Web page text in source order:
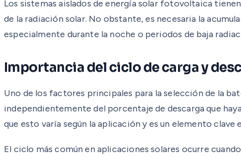
Los sistemas aislados de energía solar fotovoltaica
de la radiación solar. No obstante, es necesaria la
especialmente durante la noche o periodos de baja
Importancia del ciclo de carga y
Uno de los factores principales para la selección de la
independientemente del porcentaje de descarga que
que esto varía según la aplicación y es un elemento clave
El ciclo más común en aplicaciones solares ocurre